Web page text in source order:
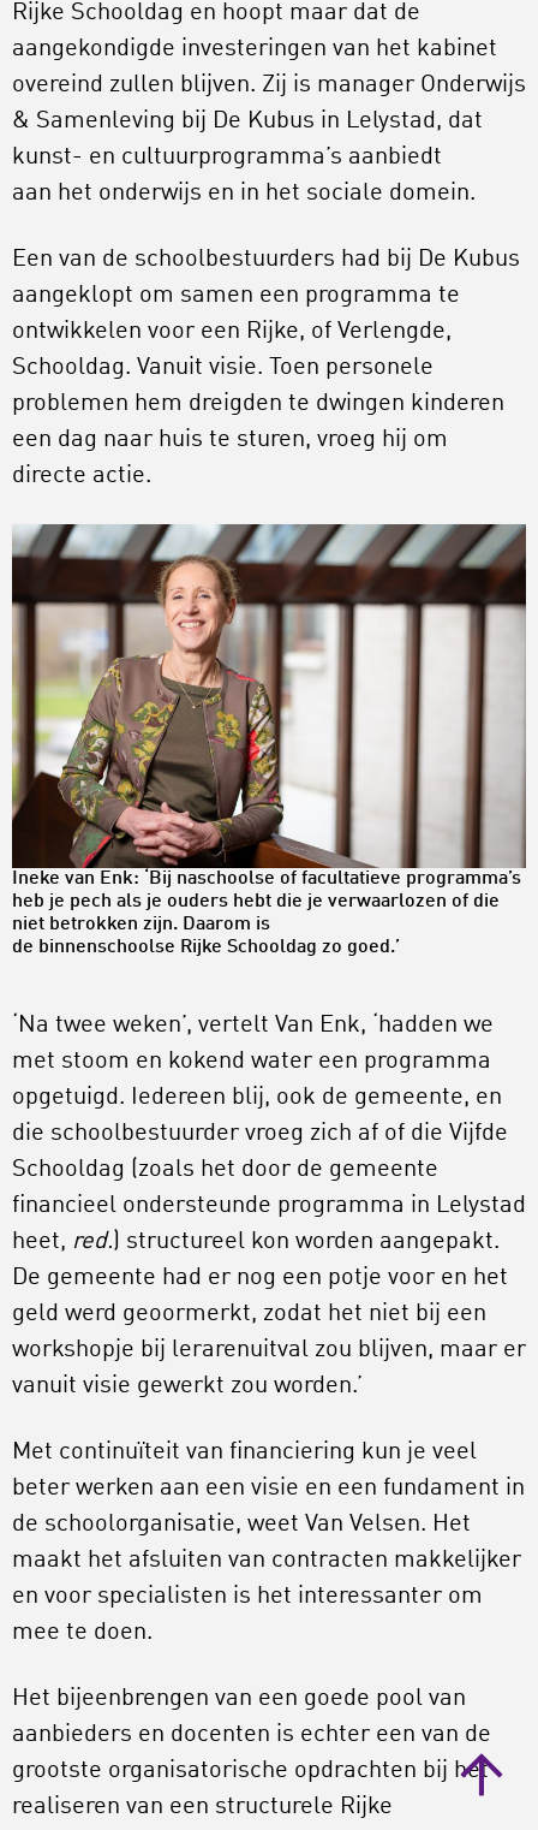
Rijke Schooldag en hoopt maar dat de
aangekondigde investeringen van het kabinet
overeind zullen blijven. Zij is manager Onderwijs
& Samenleving bij De Kubus in Lelystad, dat
kunst- en cultuurprogramma’s aanbiedt
aan het onderwijs en in het sociale domein.
Een van de schoolbestuurders had bij De Kubus
aangeklopt om samen een programma te
ontwikkelen voor een Rijke, of Verlengde,
Schooldag. Vanuit visie. Toen personele
problemen hem dreigden te dwingen kinderen
een dag naar huis te sturen, vroeg hij om
directe actie.
Ineke van Enk: ‘Bij naschoolse of facultatieve programma’s
heb je pech als je ouders hebt die je verwaarlozen of die
niet betrokken zijn. Daarom is
de binnenschoolse Rijke Schooldag zo goed.’
‘Na twee weken’, vertelt Van Enk, ‘hadden we
met stoom en kokend water een programma
opgetuigd. Iedereen blij, ook de gemeente, en
die schoolbestuurder vroeg zich af of die Vijfde
Schooldag (zoals het door de gemeente
financieel ondersteunde programma in Lelystad
heet, red.) structureel kon worden aangepakt.
De gemeente had er nog een potje voor en het
geld werd geoormerkt, zodat het niet bij een
workshopje bij lerarenuitval zou blijven, maar er
vanuit visie gewerkt zou worden.’
Met continuïteit van financiering kun je veel
beter werken aan een visie en een fundament in
de schoolorganisatie, weet Van Velsen. Het
maakt het afsluiten van contracten makkelijker
en voor specialisten is het interessanter om
mee te doen.
Het bijeenbrengen van een goede pool van
aanbieders en docenten is echter een van de
grootste organisatorische opdrachten bij het
realiseren van een structurele Rijke